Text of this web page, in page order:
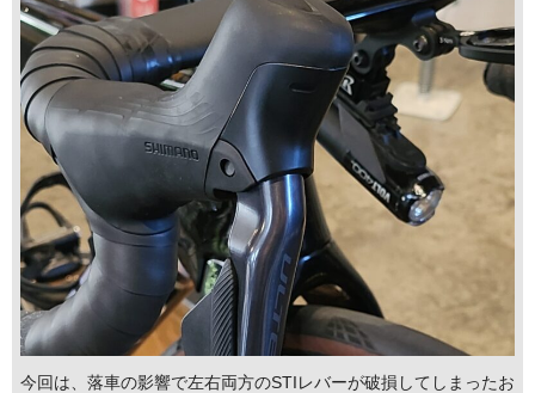
今回は、落車の影響で左右両方のSTIレバーが破損してしまったお